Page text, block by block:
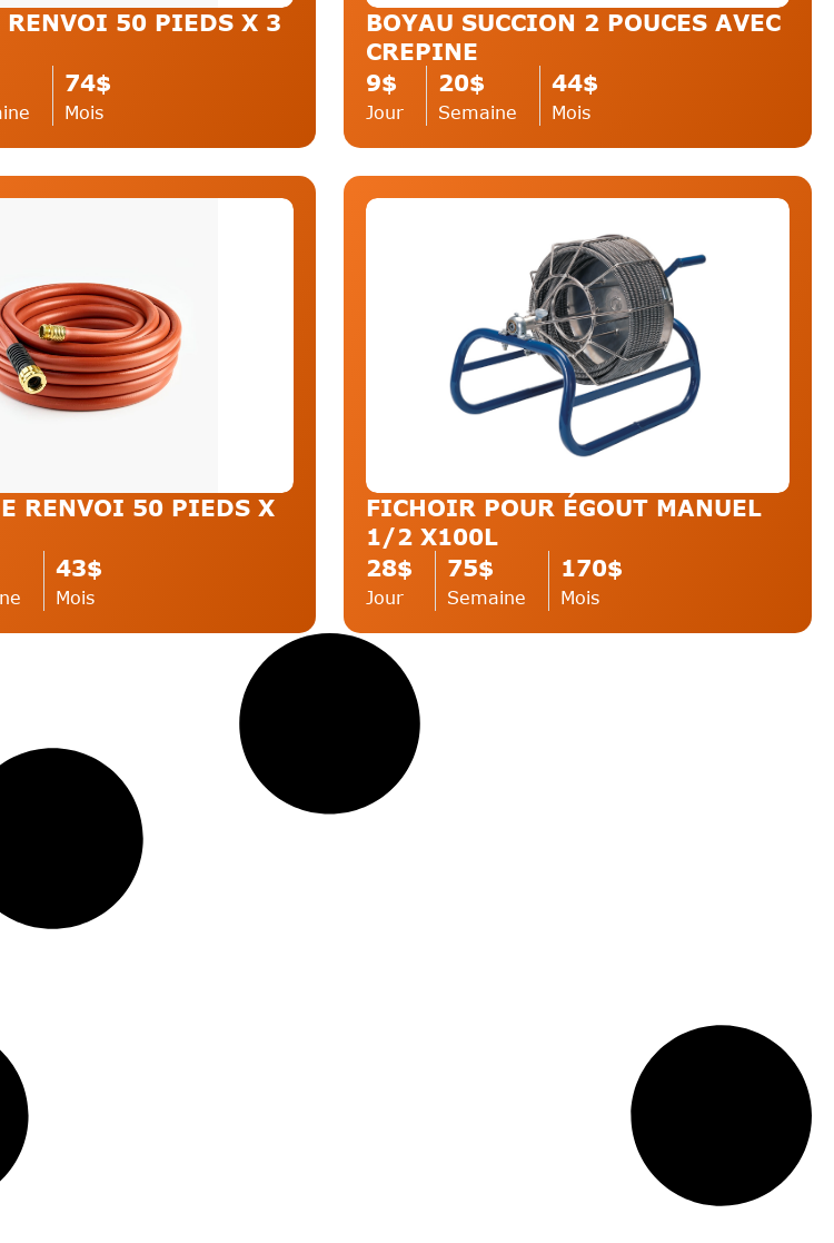
Chargeur / Transporteur
/ À batterie et/ou remorquable Nacelle articulée, carburant
/ Batterie
Plateforme Hydraulique / Essence / Propane /
RENVOI 50 PIEDS X 3
74$
Mois
BOYAU SUCCION 2 POUCES AVEC
CREPINE
9$
Jour
20$
Semaine
44$
Mois
RENVOI 50 PIEDS X
43$
Mois
FICHOIR POUR ÉGOUT MANUEL
1/2 X100L
28$
Jour
75$
Semaine
170$
Mois